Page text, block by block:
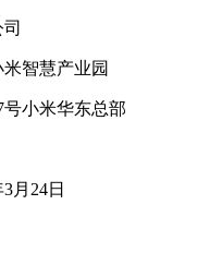
智慧产业园
小米华东总部
月24日